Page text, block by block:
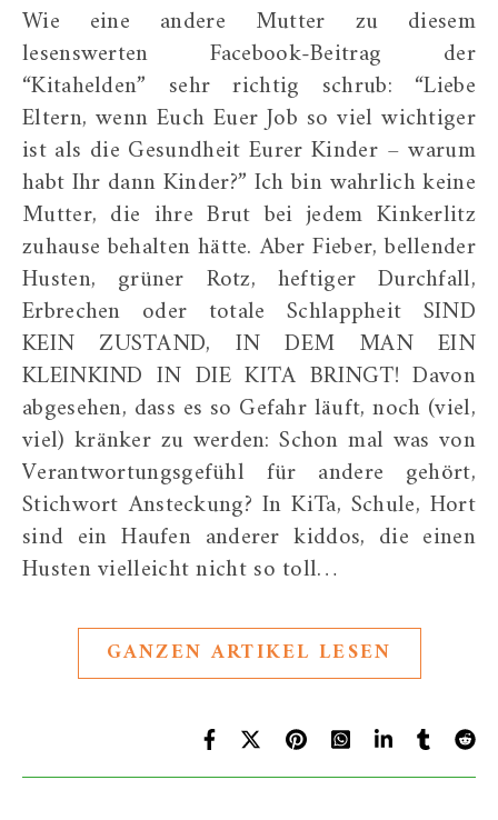
Wie eine andere Mutter zu diesem
lesenswerten Facebook-Beitrag der
“Kitahelden” sehr richtig schrub: “Liebe
Eltern, wenn Euch Euer Job so viel wichtiger
ist als die Gesundheit Eurer Kinder – warum
habt Ihr dann Kinder?” Ich bin wahrlich keine
Mutter, die ihre Brut bei jedem Kinkerlitz
zuhause behalten hätte. Aber Fieber, bellender
Husten, grüner Rotz, heftiger Durchfall,
Erbrechen oder totale Schlappheit SIND
KEIN ZUSTAND, IN DEM MAN EIN
KLEINKIND IN DIE KITA BRINGT! Davon
abgesehen, dass es so Gefahr läuft, noch (viel,
viel) kränker zu werden: Schon mal was von
Verantwortungsgefühl für andere gehört,
Stichwort Ansteckung? In KiTa, Schule, Hort
sind ein Haufen anderer kiddos, die einen
Husten vielleicht nicht so toll…
GANZEN ARTIKEL LESEN